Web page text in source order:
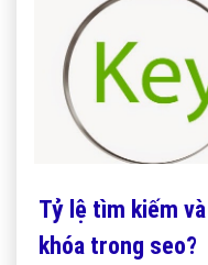
Tỷ lệ tìm kiếm
khóa trong seo?